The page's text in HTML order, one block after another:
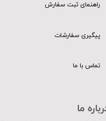
ما
راهنمای ثبت سفارش
پیگیری سفارشات
تماس با ما